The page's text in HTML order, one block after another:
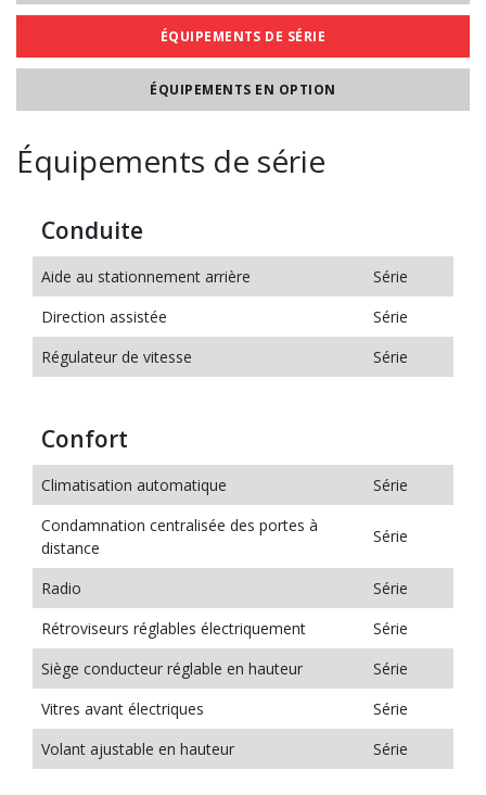
ÉQUIPEMENTS DE SÉRIE
ÉQUIPEMENTS EN OPTION
Équipements de série
Conduite
Aide au stationnement arrière
Série
Direction assistée
Série
Régulateur de vitesse
Série
Confort
Climatisation automatique
Série
Condamnation centralisée des portes à
distance
Série
Radio
Série
Rétroviseurs réglables électriquement
Série
Siège conducteur réglable en hauteur
Série
Vitres avant électriques
Série
Volant ajustable en hauteur
Série